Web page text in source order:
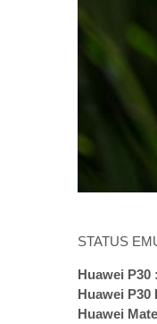
STATUS
Huawei P30
Huawei
Huawei